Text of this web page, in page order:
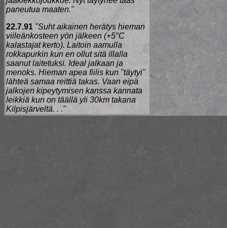
paneutua maaten."
22.7.91 "Suht aikainen herätys hieman
viileänkosteen yön jälkeen (+5°C
kalastajat kerto). Laitoin aamulla
rokkapurkin kun en ollut sitä illalla
saanut laitetuksi. Ideal jalkaan ja
menoks. Hieman apea fiilis kun "täytyi"
lähteä samaa reittiä takas. Vaan eipä
jalkojen kipeytymisen kanssa kannata
leikkiä kun on täällä yli 30km takana
Kilpisjärveltä. . ."